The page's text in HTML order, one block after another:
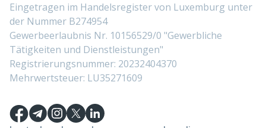
Eingetragen im Handelsregister von Luxemburg unter
der Nummer B274954
Gewerbeerlaubnis Nr. 10156529/0 "Gewerbliche
Tätigkeiten und Dienstleistungen"
Registrierungsnummer: 20232404370
Mehrwertsteuer: LU35271609